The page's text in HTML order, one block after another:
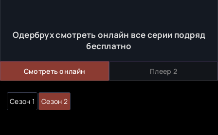
Одербрух смотреть онлайн все серии подряд
бесплатно
Смотреть онлайн Плеер 2
Сезон 1 Сезон 2